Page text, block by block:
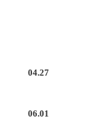
04.27
06.01